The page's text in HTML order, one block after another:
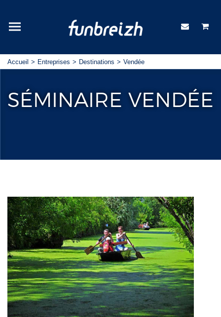
Accueil Entreprises Destinations Vendée
SÉMINAIRE VENDÉE